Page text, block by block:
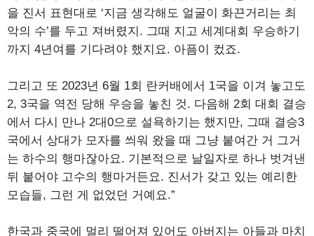
을 진서 표현대로 ‘지금 생각해도 얼굴이 화끈거리는 최
악의 수’를 두고 져버렸지. 그때 지고 세계대회 우승하기
까지 4년여를 기다려야 했지요. 아픔이 컸죠.
그리고 또 2023년 6월 1회 란커배에서 1국을 이겨 놓고도
2, 3국을 역전 당해 우승을 놓친 것. 다음해 2회 대회 결승
에서 다시 만나 2대0으로 설욕하기는 했지만, 그때 결승3
국에서 상대가 모자를 씌워 왔을 때 그냥 붙여간 거 그거
는 하수의 행마잖아요. 기본적으로 날일자로 하나 벗겨낸
뒤 붙어야 고수의 행마거든요. 진서가 갖고 있는 예리한
모습들, 그런 게 없었던 거예요.”
한국과 중국에 멀리 떨어져 있어도 아버지는 아들과 마치